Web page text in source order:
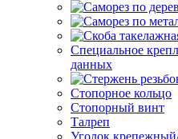
Специальное
данных
Стопорное кольцо
Стопорный винт
Талреп
Уголок